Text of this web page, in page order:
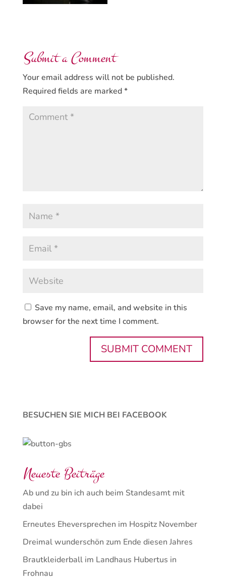
Submit a Comment
Your email address will not be published.
Required fields are marked*
Save my name, email, and website in this
browser for the next time I comment.
BESUCHEN SIE MICH BEI FACEBOOK
Neueste Beiträge
Ab und zu bin ich auch beim Standesamt mit
dabei
Erneutes Eheversprechen im Hospitz November
Dreimal wunderschön zum Ende diesen Jahres
Brautkleiderball im Landhaus Hubertus in
Frohnau